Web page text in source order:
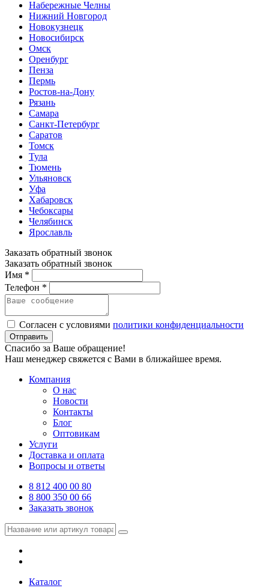
Набережные Челны
Нижний Новгород
Новокузнецк
Новосибирск
Омск
Оренбург
Пенза
Пермь
Ростов-на-Дону
Рязань
Самара
Санкт-Петербург
Саратов
Томск
Тула
Тюмень
Ульяновск
Уфа
Хабаровск
Чебоксары
Челябинск
Ярославль
Заказать обратный звонок
Заказать обратный звонок
Имя *
Телефон *
Согласен с условиями политики конфиденциальности
Отправить
Спасибо за Ваше обращение!
Наш менеджер свяжется с Вами в ближайшее время.
Компания
О нас
Новости
Контакты
Блог
Оптовикам
Услуги
Доставка и оплата
Вопросы и ответы
8 812 400 00 80
8 800 350 00 66
Заказать звонок
Каталог